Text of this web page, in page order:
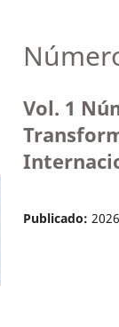
Vol. 1
Publicado: